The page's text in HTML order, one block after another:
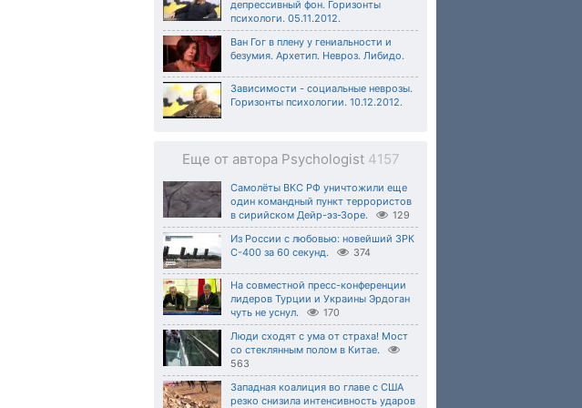
депрессивный фон. Горизонты
психологи. 05.11.2012.
Ван Гог в плену у гениальности и
безумия. Архетип. Невроз. Либидо.
Зависимости - социальные неврозы.
Горизонты психологии. 10.12.2012.
Еще от автора Psychologist 4157
Самолёты ВКС РФ уничтожили еще
один командный пункт террористов
в сирийском Дейр-эз-Зоре.
129
Из России с любовью: новейший ЗРК
С-400 за 60 секунд.
374
На совместной пресс-конференции
лидеров Турции и Украины Эрдоган
чуть не уснул.
170
Люди сходят с ума от страха! Мост
со стеклянным полом в Китае.
563
Западная коалиция во главе с США
резко снизила интенсивность ударов